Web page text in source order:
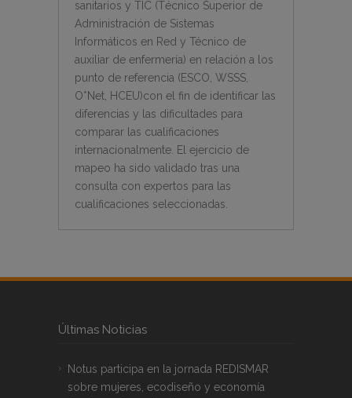
sanitarios y TIC (Técnico Superior de
Administración de Sistemas
Informáticos en Red y Técnico de
auxiliar de enfermería) en relación a los
punto de referencia (ESCO, WSSS,
O*Net, HCEU)con el fin de identificar las
diferencias y las dificultades para
comparar las cualificaciones
internacionalmente. El ejercicio de
mapeo ha sido validado tras una
consulta con expertos para las
cualificaciones seleccionadas.
Últimas Noticias
Notus participa en la jornada REDISMAR
sobre mujeres, ecodiseño y economía